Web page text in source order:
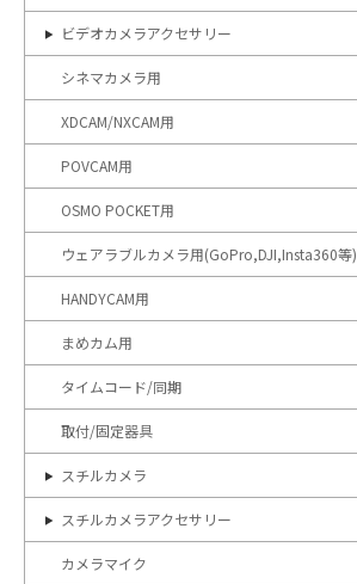
ビデオカメラアクセサリー
シネマカメラ用
XDCAM/NXCAM用
POVCAM用
OSMO POCKET用
ウェアラブルカメラ用(GoPro,DJI,Insta360等)
HANDYCAM用
まめカム用
タイムコード/同期
取付/固定器具
スチルカメラ
スチルカメラアクセサリー
カメラマイク